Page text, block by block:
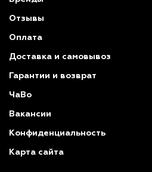
Отзывы
Оплата
Доставка и самовывоз
Гарантии и возврат
ЧаВо
Вакансии
Конфиденциальность
Карта сайта